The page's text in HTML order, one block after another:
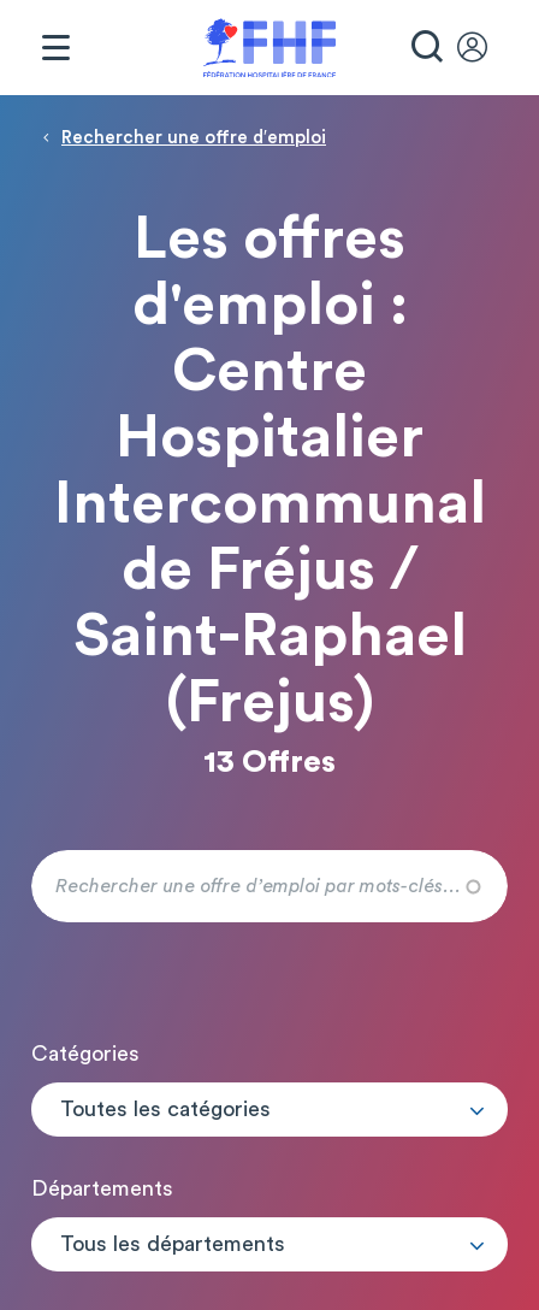
Fil d'Ariane
Rechercher une offre d′emploi
Les offres
d'emploi :
Centre
Hospitalier
Intercommunal
de Fréjus /
Saint-Raphael
(Frejus)
13 Offres
Catégories
Toutes les catégories
Départements
Tous les départements
Panneau de gestion des cookies